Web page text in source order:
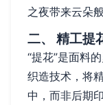
之夜带来云朵
二、 精工提
“提花”是面料
织造技术，将
中，而非后期